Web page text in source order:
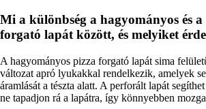
Mi a különbség a hagyományos és
forgató lapát között, és melyiket
A hagyományos pizza forgató lapát sima
változat apró lyukakkal rendelkezik, amelyek
áramlását a tészta alatt. A perforált lapát
ne tapadjon rá a lapátra, így könnyebben